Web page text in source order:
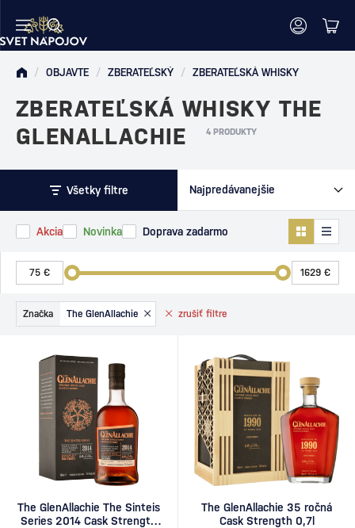
/ OBJAVTE / ZBERATEĽSKÝ / ZBERATEĽSKÁ WHISKY
ZBERATEĽSKÁ WHISKY THE
GLENALLACHIE
4 PRODUKTY
Všetky filtre
Akcia Novinka Doprava zadarmo
zrušiť filtre
Značka The GlenAllachie
The GlenAllachie The Sinteis
Series 2014 Cask Strength
The GlenAllachie 35 ročná
Cask Strength 0,7l